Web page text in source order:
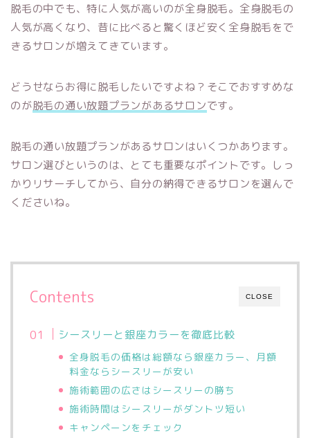
脱毛の中でも、特に人気が高いのが全身脱毛。全身脱毛の
人気が高くなり、昔に比べると驚くほど安く全身脱毛をで
きるサロンが増えてきています。
どうせならお得に脱毛したいですよね？そこでおすすめな
のが脱毛の通い放題プランがあるサロンです。
脱毛の通い放題プランがあるサロンはいくつかあります。
サロン選びというのは、とても重要なポイントです。しっ
かりリサーチしてから、自分の納得できるサロンを選んで
くださいね。
CLOSE
Contents
シースリーと銀座カラーを徹底比較
全身脱毛の価格は総額なら銀座カラー、月額
料金ならシースリーが安い
施術範囲の広さはシースリーの勝ち
施術時間はシースリーがダントツ短い
キャンペーンをチェック